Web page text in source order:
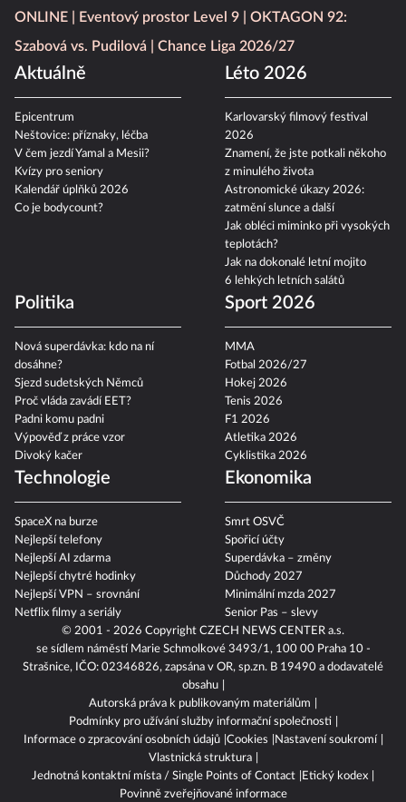
© 2001 - 2026 Copyright CZECH NEWS CENTER a.s.
se sídlem náměstí Marie Schmolkové 3493/1, 100 00 Praha 10 -
Strašnice, IČO: 02346826, zapsána v OR, sp.zn. B 19490 a dodavatelé
obsahu
Autorská práva k publikovaným materiálům
Podmínky pro užívání služby informační společnosti
Informace o zpracování osobních údajů Cookies
Nastavení soukromí
Vlastnická struktura
Jednotná kontaktní místa / Single Points of Contact
Etický kodex
Povinně zveřejňované informace
ONLINE
Eventový prostor Level 9
OKTAGON 92:
Szabová vs. Pudilová
Chance Liga 2026/27
Aktuálně
Epicentrum
Neštovice: příznaky, léčba
V čem jezdí Yamal a Mesii?
Kvízy pro seniory
Kalendář úplňků 2026
Co je bodycount?
Léto 2026
Karlovarský filmový festival
2026
Znamení, že jste potkali někoho
z minulého života
Astronomické úkazy 2026:
zatmění slunce a další
Jak obléci miminko při vysokých
teplotách?
Jak na dokonalé letní mojito
6 lehkých letních salátů
Politika
Nová superdávka: kdo na ní
dosáhne?
Sjezd sudetských Němců
Proč vláda zavádí EET?
Padni komu padni
Výpověď z práce vzor
Divoký kačer
Sport 2026
MMA
Fotbal 2026/27
Hokej 2026
Tenis 2026
F1 2026
Atletika 2026
Cyklistika 2026
Technologie
SpaceX na burze
Nejlepší telefony
Nejlepší AI zdarma
Nejlepší chytré hodinky
Nejlepší VPN – srovnání
Netflix filmy a seriály
Ekonomika
Smrt OSVČ
Spořicí účty
Superdávka – změny
Důchody 2027
Minimální mzda 2027
Senior Pas – slevy